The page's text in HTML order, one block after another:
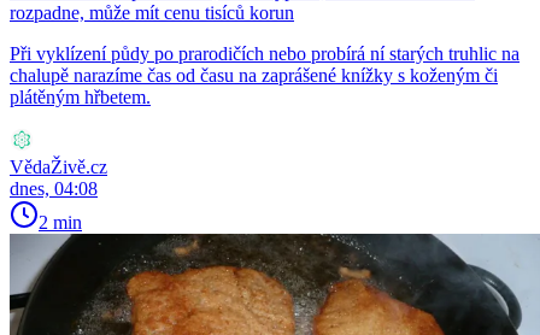
rozpadne, může mít cenu tisíců korun
Při vyklízení půdy po prarodičích nebo probírá ní starých truhlic na
chalupě narazíme čas od času na zaprášené knížky s koženým či
plátěným hřbetem.
VědaŽivě.cz
dnes, 04:08
2 min